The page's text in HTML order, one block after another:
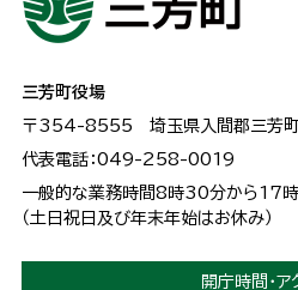
三芳町役場
〒354-8555 埼玉県入間郡三芳
代表電話：049-258-0019
一般的な業務時間8時30分から17
（土日祝日及び年末年始はお休み）
開庁時間・ア